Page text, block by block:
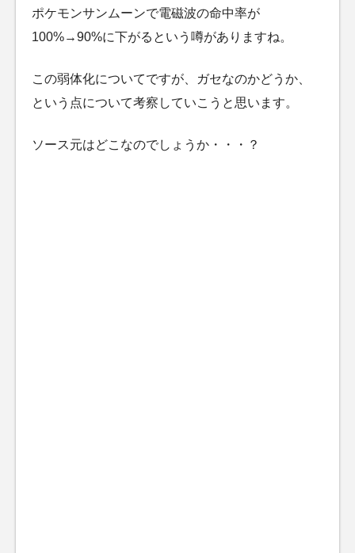
ポケモンサンムーンで電磁波の命中率が
100%→90%に下がるという噂がありますね。
この弱体化についてですが、ガセなのかどうか、
という点について考察していこうと思います。
ソース元はどこなのでしょうか・・・？